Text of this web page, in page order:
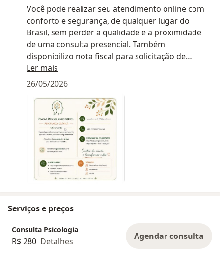
Você pode realizar seu atendimento online com
conforto e segurança, de qualquer lugar do
Brasil, sem perder a qualidade e a proximidade
de uma consulta presencial. Também
disponibilizo nota fiscal para solicitação de
reembolso junto ao seu convênio .
Ler mais
26/05/2026
Serviços e preços
Consulta Psicologia
R$ 280 Detalhes Agendar consulta